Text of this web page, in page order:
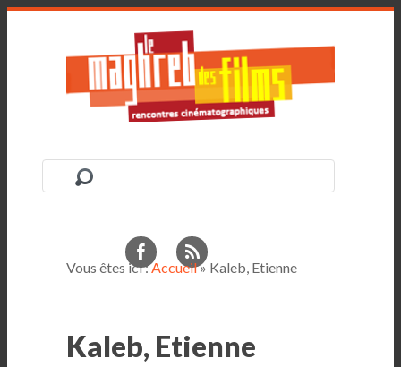
Vous êtes ici :Accueil» Kaleb, Etienne
Kaleb, Etienne